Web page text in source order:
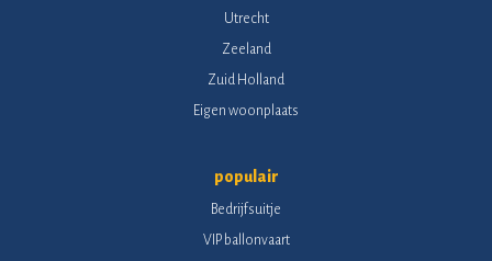
Utrecht
Zeeland
Zuid Holland
Eigen woonplaats
populair
Bedrijfsuitje
VIP ballonvaart